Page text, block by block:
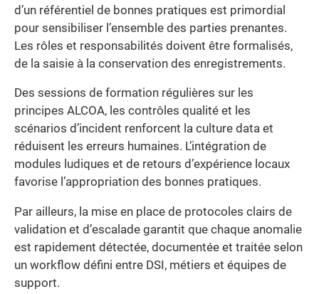
d’un référentiel de bonnes pratiques est primordial
pour sensibiliser l’ensemble des parties prenantes.
Les rôles et responsabilités doivent être formalisés,
de la saisie à la conservation des enregistrements.
Des sessions de formation régulières sur les
principes ALCOA, les contrôles qualité et les
scénarios d’incident renforcent la culture data et
réduisent les erreurs humaines. L’intégration de
modules ludiques et de retours d’expérience locaux
favorise l’appropriation des bonnes pratiques.
Par ailleurs, la mise en place de protocoles clairs de
validation et d’escalade garantit que chaque anomalie
est rapidement détectée, documentée et traitée selon
un workflow défini entre DSI, métiers et équipes de
support.